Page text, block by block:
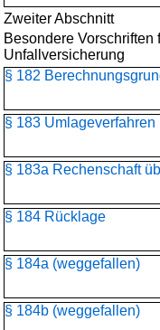
Zweiter Abschnitt
Besondere
Unfallversicherung
§ 182
§ 183 Umlageverfahren
§ 183a Rechenschaft
§ 184 Rücklage
§ 184a (weggefallen)
§ 184b (weggefallen)